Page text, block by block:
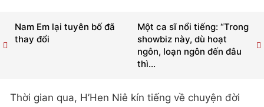
Một ca sĩ nổi tiếng: “Trong
showbiz này, dù hoạt
ngôn, loạn ngôn đến đâu
thì...
Nam Em lại tuyên bố đã
thay đổi
Thời gian qua, H’Hen Niê kín tiếng về chuyện đời